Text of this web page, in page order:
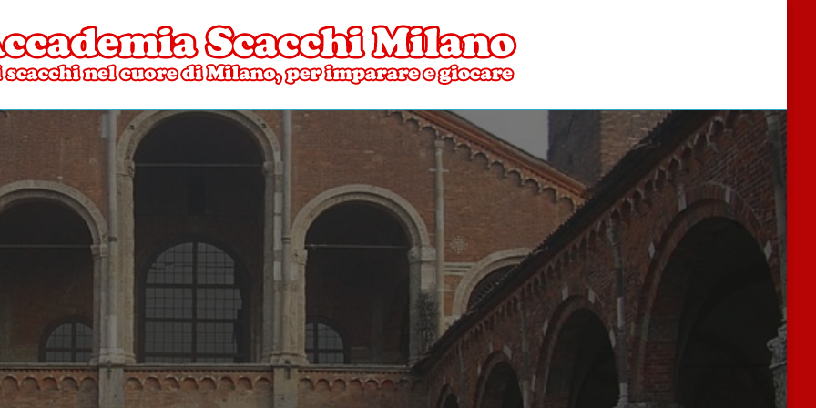
Scacchi Milano
di Milano